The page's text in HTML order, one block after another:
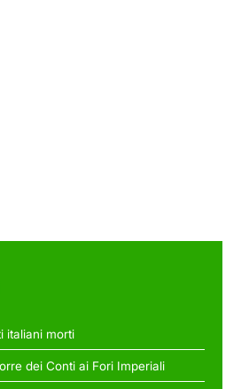
italiani morti
dei Conti ai Fori Imperiali